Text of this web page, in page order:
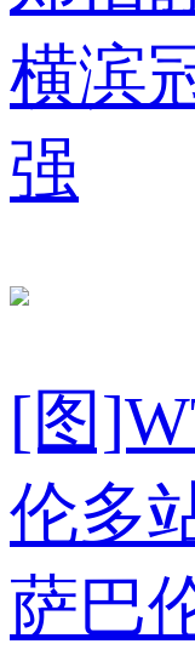
横滨
强
[图
伦多
萨巴